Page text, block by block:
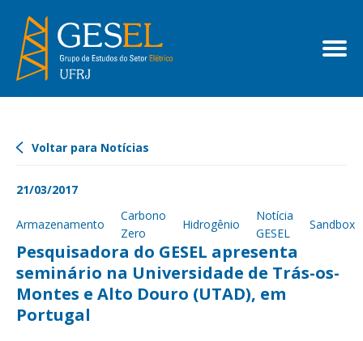
Voltar para Notícias
21/03/2017
Armazenamento
Carbono
Zero
Hidrogênio
Notícia
GESEL
Sandbox
Pesquisadora do GESEL apresenta
seminário na Universidade de Trás-os-
Montes e Alto Douro (UTAD), em
Portugal